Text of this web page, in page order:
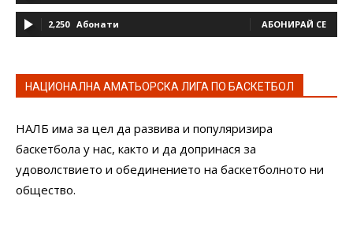
2,250 Абонати АБОНИРАЙ СЕ
НАЦИОНАЛНА АМАТЬОРСКА ЛИГА ПО БАСКЕТБОЛ
НАЛБ има за цел да развива и популяризира
баскетбола у нас, както и да допринася за
удоволствието и обединението на баскетболното ни
общество.